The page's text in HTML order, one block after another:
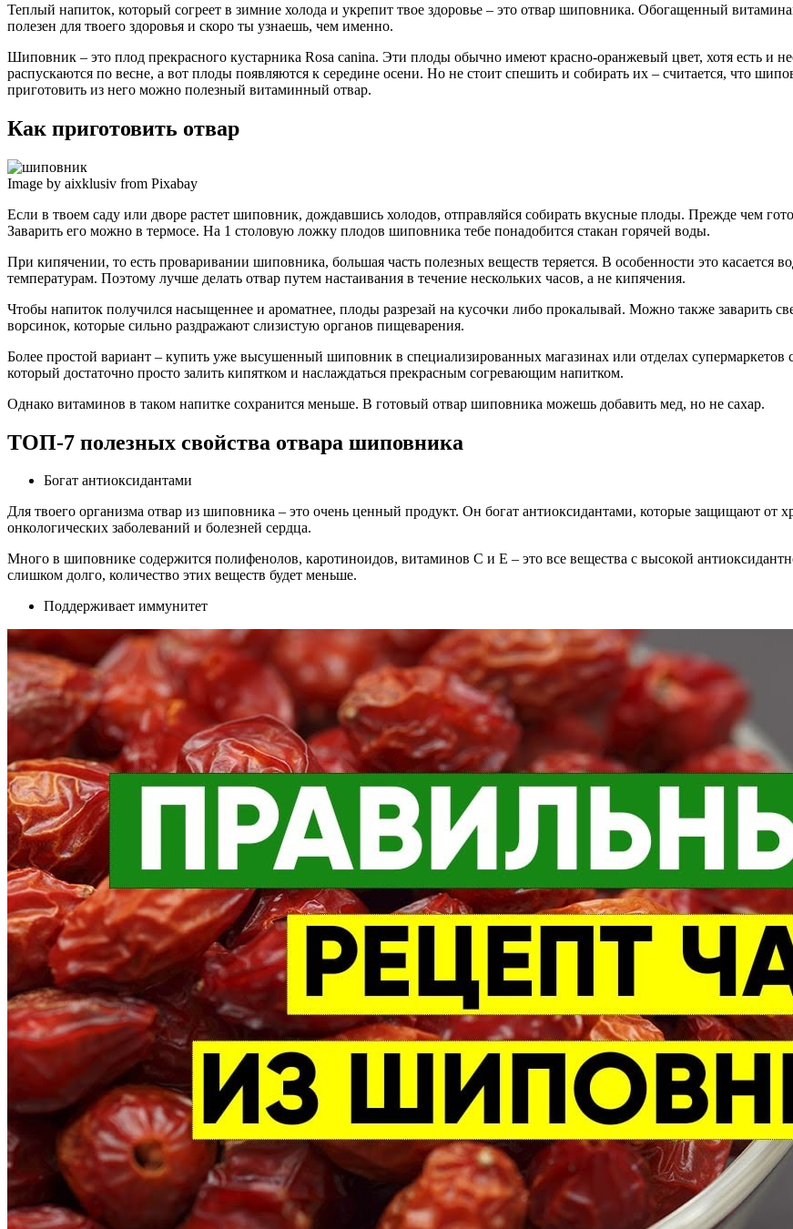
Теплый напиток, который согреет в зимние холода и укрепит твое здоровье – это отвар шиповника. Обогащенный
полезен для твоего здоровья и скоро ты узнаешь, чем именно.
Шиповник – это плод прекрасного кустарника Rosa canina. Эти плоды обычно имеют красно-оранжевый цвет, хотя есть и
распускаются по весне, а вот плоды появляются к середине осени. Но не стоит спешить и собирать их – считается, что
приготовить из него можно полезный витаминный отвар.
Как приготовить отвар
Image by aixklusiv from Pixabay
Если в твоем саду или дворе растет шиповник, дождавшись холодов, отправляйся собирать вкусные плоды. Прежде чем
Заварить его можно в термосе. На 1 столовую ложку плодов шиповника тебе понадобится стакан горячей воды.
При кипячении, то есть проваривании шиповника, большая часть полезных веществ теряется. В особенности это
температурам. Поэтому лучше делать отвар путем настаивания в течение нескольких часов, а не кипячения.
Чтобы напиток получился насыщеннее и ароматнее, плоды разрезай на кусочки либо прокалывай. Можно также заварить
ворсинок, которые сильно раздражают слизистую органов пищеварения.
Более простой вариант – купить уже высушенный шиповник в специализированных магазинах или отделах
который достаточно просто залить кипятком и наслаждаться прекрасным согревающим напитком.
Однако витаминов в таком напитке сохранится меньше. В готовый отвар шиповника можешь добавить мед, но не сахар.
ТОП-7 полезных свойства отвара шиповника
Богат антиоксидантами
Для твоего организма отвар из шиповника – это очень ценный продукт. Он богат антиоксидантами, которые защищают от
онкологических заболеваний и болезней сердца.
Много в шиповнике содержится полифенолов, каротиноидов, витаминов С и Е – это все вещества с высокой
слишком долго, количество этих веществ будет меньше.
Поддерживает иммунитет